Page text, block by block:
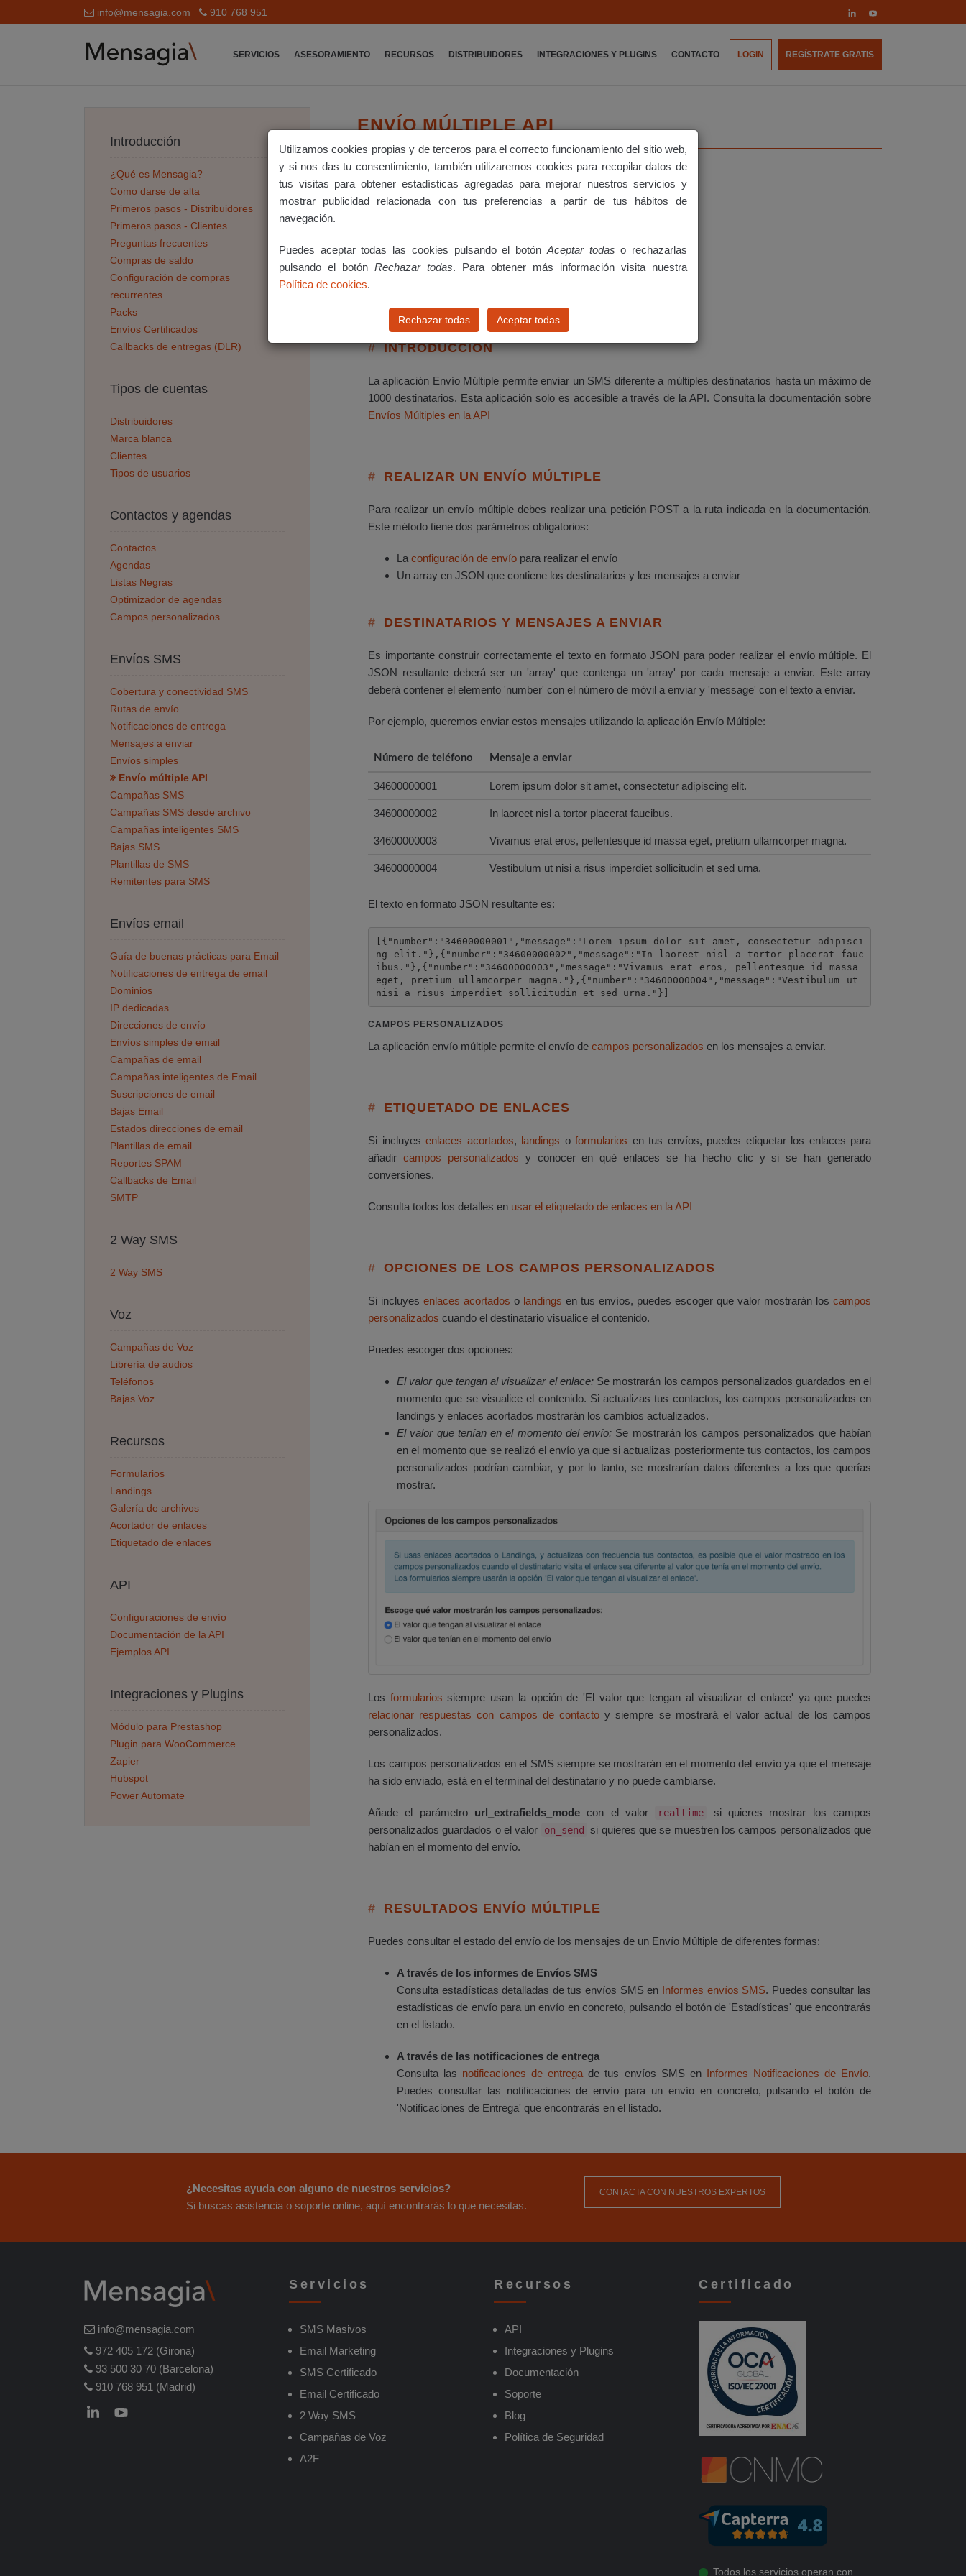
info@mensagia.com 910 768 951
SERVICIOS ASESORAMIENTO RECURSOS DISTRIBUIDORES INTEGRACIONES Y PLUGINS CONTACTO LOGIN REGÍSTRATE GRATIS
Introducción
¿Qué es Mensagia?
Como darse de alta
Primeros pasos - Distribuidores
Primeros pasos - Clientes
Preguntas frecuentes
Compras de saldo
Configuración de compras
recurrentes
Packs
Envíos Certificados
Callbacks de entregas (DLR)
Tipos de cuentas
Distribuidores
Marca blanca
Clientes
Tipos de usuarios
Contactos y agendas
Contactos
Agendas
Listas Negras
Optimizador de agendas
Campos personalizados
Envíos SMS
Cobertura y conectividad SMS
Rutas de envío
Notificaciones de entrega
Mensajes a enviar
Envíos simples
Envío múltiple API
Campañas SMS
Campañas SMS desde archivo
Campañas inteligentes SMS
Bajas SMS
Plantillas de SMS
Remitentes para SMS
Envíos email
Guía de buenas prácticas para Email
Notificaciones de entrega de email
Dominios
IP dedicadas
Direcciones de envío
Envíos simples de email
Campañas de email
Campañas inteligentes de Email
Suscripciones de email
Bajas Email
Estados direcciones de email
Plantillas de email
Reportes SPAM
Callbacks de Email
SMTP
2 Way SMS
2 Way SMS
Voz
Campañas de Voz
Librería de audios
Teléfonos
Bajas Voz
Recursos
Formularios
Landings
Galería de archivos
Acortador de enlaces
Etiquetado de enlaces
API
Configuraciones de envío
Documentación de la API
Ejemplos API
Integraciones y Plugins
Módulo para Prestashop
Plugin para WooCommerce
Zapier
Hubspot
Power Automate
ENVÍO MÚLTIPLE API
Introducción
Realizar un envío múltiple
Etiquetado de enlaces
Opciones de los campos personalizados
INTRODUCCIÓN
La aplicación Envío Múltiple permite enviar un SMS diferente a múltiples destinatarios hasta un máximo de
1000 destinatarios. Esta aplicación solo es accesible a través de la API. Consulta la documentación sobre
Envíos Múltiples en la API
REALIZAR UN ENVÍO MÚLTIPLE
Para realizar un envío múltiple debes realizar una petición POST a la ruta indicada en la documentación.
Este método tiene dos parámetros obligatorios:
La configuración de envío para realizar el envío
Un array en JSON que contiene los destinatarios y los mensajes a enviar
DESTINATARIOS Y MENSAJES A ENVIAR
Es importante construir correctamente el texto en formato JSON para poder realizar el envío múltiple. El
JSON resultante deberá ser un 'array' que contenga un 'array' por cada mensaje a enviar. Este array
deberá contener el elemento 'number' con el número de móvil a enviar y 'message' con el texto a enviar.
Por ejemplo, queremos enviar estos mensajes utilizando la aplicación Envío Múltiple:
Número de teléfono Mensaje a enviar
34600000001 Lorem ipsum dolor sit amet, consectetur adipiscing elit.
34600000002 In laoreet nisl a tortor placerat faucibus.
34600000003 Vivamus erat eros, pellentesque id massa eget, pretium ullamcorper magna.
34600000004 Vestibulum ut nisi a risus imperdiet sollicitudin et sed urna.
El texto en formato JSON resultante es:
[{"number":"34600000001","message":"Lorem ipsum dolor sit amet, consectetur adipisci
ng elit."},{"number":"34600000002","message":"In laoreet nisl a tortor placerat fauc
ibus."},{"number":"34600000003","message":"Vivamus erat eros, pellentesque id massa
eget, pretium ullamcorper magna."},{"number":"34600000004","message":"Vestibulum ut
nisi a risus imperdiet sollicitudin et sed urna."}]
CAMPOS PERSONALIZADOS
La aplicación envío múltiple permite el envío de campos personalizados en los mensajes a enviar.
ETIQUETADO DE ENLACES
Si incluyes enlaces acortados, landings o formularios en tus envíos, puedes etiquetar los enlaces para
añadir campos personalizados y conocer en qué enlaces se ha hecho clic y si se han generado
conversiones.
Consulta todos los detalles en usar el etiquetado de enlaces en la API
OPCIONES DE LOS CAMPOS PERSONALIZADOS
Si incluyes enlaces acortados o landings en tus envíos, puedes escoger que valor mostrarán los campos
personalizados cuando el destinatario visualice el contenido.
Puedes escoger dos opciones:
El valor que tengan al visualizar el enlace:Se mostrarán los campos personalizados guardados en el
momento que se visualice el contenido. Si actualizas tus contactos, los campos personalizados en
landings y enlaces acortados mostrarán los cambios actualizados.
El valor que tenían en el momento del envío: Se mostrarán los campos personalizados que habían
en el momento que se realizó el envío ya que si actualizas posteriormente tus contactos, los campos
personalizados podrían cambiar, y por lo tanto, se mostrarían datos diferentes a los que querías
mostrar.
Los formularios siempre usan la opción de 'El valor que tengan al visualizar el enlace' ya que puedes
relacionar respuestas con campos de contacto y siempre se mostrará el valor actual de los campos
personalizados.
Los campos personalizados en el SMS siempre se mostrarán en el momento del envío ya que el mensaje
ha sido enviado, está en el terminal del destinatario y no puede cambiarse.
Añade el parámetro url_extrafields_mode con el valor realtime
si quieres mostrar los campos
personalizados guardados o el valor
on_send
si quieres que se muestren los campos personalizados que
habían en el momento del envío.
RESULTADOS ENVÍO MÚLTIPLE
Puedes consultar el estado del envío de los mensajes de un Envío Múltiple de diferentes formas:
A través de los informes de Envíos SMS
Consulta estadísticas detalladas de tus envíos SMS en Informes envíos SMS. Puedes consultar las
estadísticas de envío para un envío en concreto, pulsando el botón de 'Estadísticas' que encontrarás
en el listado.
A través de las notificaciones de entrega
Consulta las notificaciones de entrega de tus envíos SMS en Informes Notificaciones de Envío.
Puedes consultar las notificaciones de envío para un envío en concreto, pulsando el botón de
'Notificaciones de Entrega' que encontrarás en el listado.
Utilizamos cookies propias y de terceros para el correcto funcionamiento del sitio web,
y si nos das tu consentimiento, también utilizaremos cookies para recopilar datos de
tus visitas para obtener estadísticas agregadas para mejorar nuestros servicios y
mostrar publicidad relacionada con tus preferencias a partir de tus hábitos de
navegación.
Puedes aceptar todas las cookies pulsando el botón Aceptar todas o rechazarlas
pulsando el botón Rechazar todas. Para obtener más información visita nuestra
Política de cookies.
Rechazar todas Aceptar todas
¿Necesitas ayuda con alguno de nuestros servicios?
Si buscas asistencia o soporte online, aquí encontrarás lo que necesitas.
CONTACTA CON NUESTROS EXPERTOS
info@mensagia.com
972 405 172 (Girona)
93 500 30 70 (Barcelona)
910 768 951 (Madrid)
Servicios
SMS Masivos
Email Marketing
SMS Certificado
Email Certificado
2 Way SMS
Campañas de Voz
A2F
Recursos
API
Integraciones y Plugins
Documentación
Soporte
Blog
Política de Seguridad
Certificado
Todos los servicios operan con